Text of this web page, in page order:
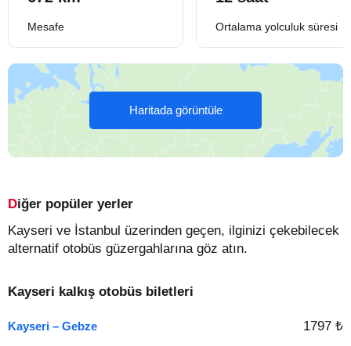
Mesafe Ortalama yolculuk süresi
Haritada görüntüle
Diğer popüler yerler
Kayseri ve İstanbul üzerinden geçen, ilginizi çekebilecek
alternatif otobüs güzergahlarına göz atın.
Kayseri kalkış otobüs biletleri
Kayseri – Gebze 1797 ₺